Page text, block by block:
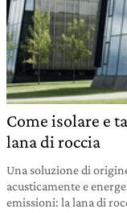
Come isolare e
lana di roccia
Una soluzione di
acusticamente e
emissioni: la lana di